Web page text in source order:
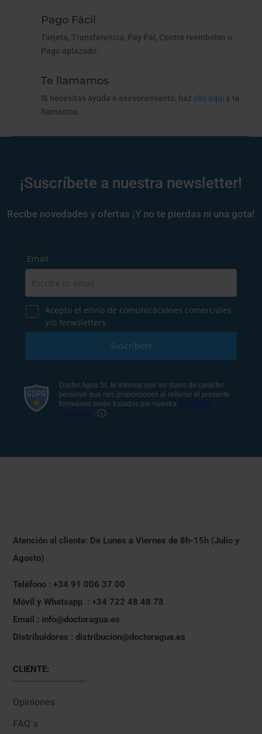
Pago Fácil
Tarjeta, Transferencia, Pay Pal, Contra reembolso o
Pago aplazado.
Te llamamos
Si necesitas ayuda o asesoramiento, haz clic aquíy te
llamamos.
¡Suscríbete a nuestra newsletter!
Recibe novedades y ofertas ¡Y no te pierdas ni una gota!
Atención al cliente: De Lunes a Viernes de 8h-15h (Julio y
Agosto)
Teléfono : +34 91 006 37 00
Móvil y Whatsapp : +34 722 48 48 78
Email : info@doctoragua.es
Distribuidores : distribucion@doctoragua.es
CLIENTE:
Opiniones
FAQ´s